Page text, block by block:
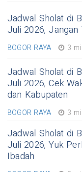
Jadwal Sholat di
Juli 2026, Jangan
BOGOR RAYA 3
Jadwal Sholat di
Juli 2026, Cek
dan Kabupaten
BOGOR RAYA 3
Jadwal Sholat di
Juli 2026, Yuk
Ibadah